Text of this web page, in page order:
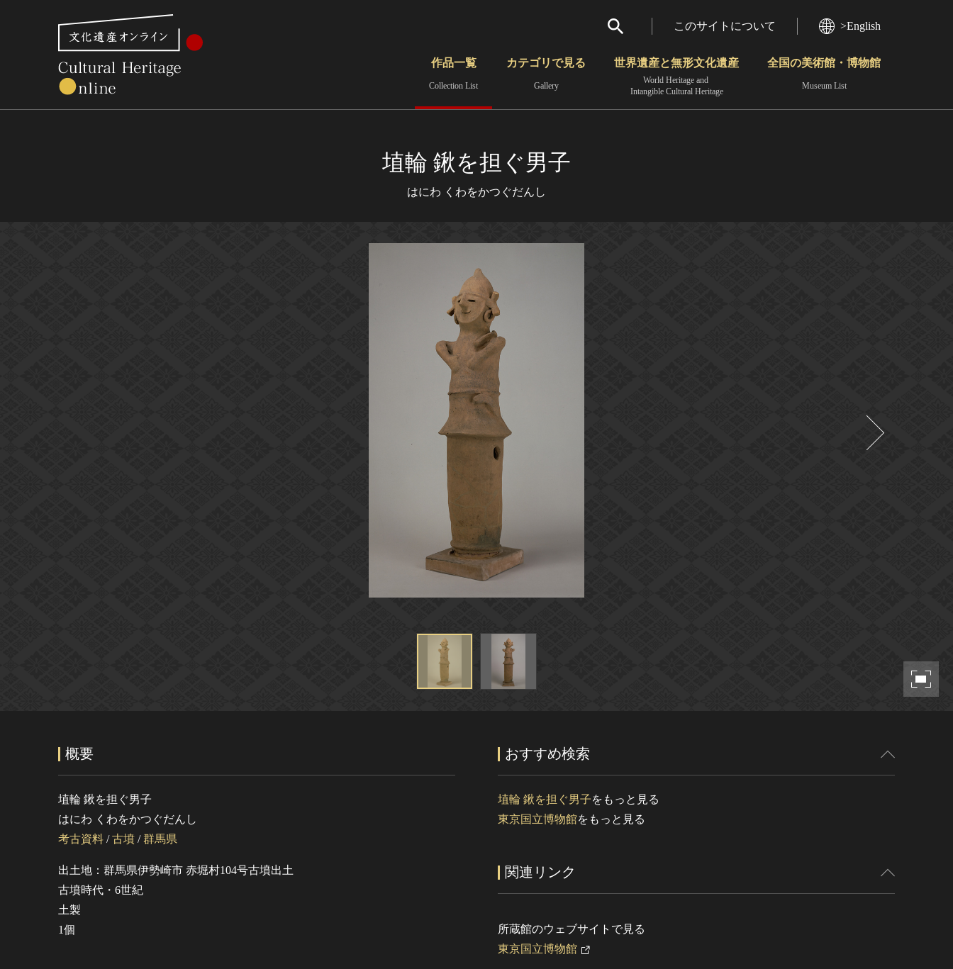
さらに詳細検索
このサイトについて >English
作品一覧
Collection List
カテゴリで見る
Gallery
世界遺産と無形文化遺産
World Heritage and
Intangible Cultural Heritage
全国の美術館・博物館
Museum List
埴輪 鍬を担ぐ男子
はにわ くわをかつぐだんし
概要
埴輪 鍬を担ぐ男子
はにわ くわをかつぐだんし
考古資料 /古墳 /群馬県
出土地：群馬県伊勢崎市 赤堀村104号古墳出土
古墳時代・6世紀
土製
1個
おすすめ検索
埴輪 鍬を担ぐ男子をもっと見る
東京国立博物館をもっと見る
関連リンク
所蔵館のウェブサイトで見る
東京国立博物館